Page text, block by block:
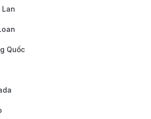
đường.
Máy
và không mang nhiều hành lý,
trong việc di chuyển và khám
đặt vé máy bay từ
Trang giá rẻ
Lan
Quốc